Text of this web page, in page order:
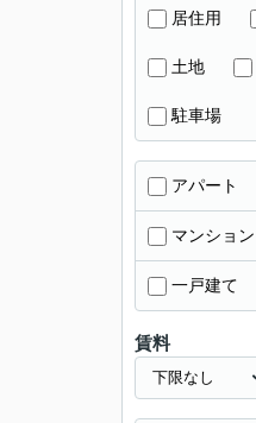
居住用
土地
駐車場
アパート
マンション
一戸建て
賃料